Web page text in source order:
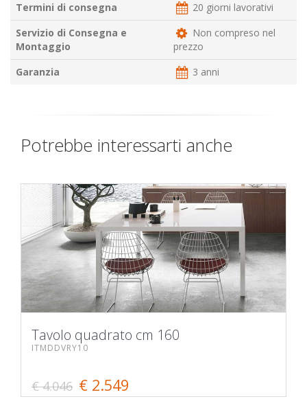
Termini di consegna
20 giorni lavorativi
Servizio di Consegna e
Montaggio
Non compreso nel
prezzo
Garanzia
3 anni
Potrebbe interessarti anche
Tavolo quadrato cm 160
ITMDDVRY10
€ 4.046 € 2.549